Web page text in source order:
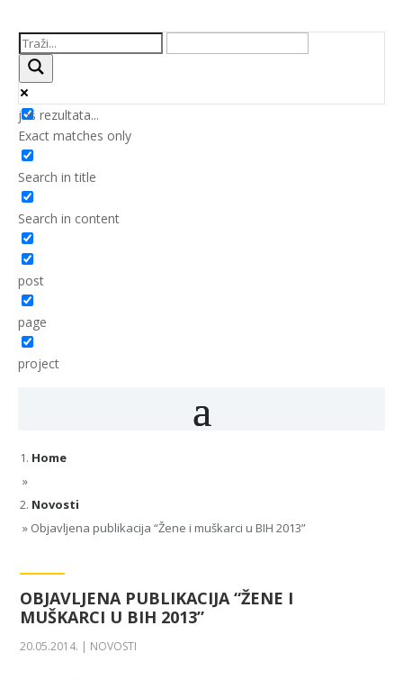
još rezultata...
Exact matches only
Search in title
Search in content
post
page
project
Home
»
Novosti
» Objavljena publikacija “Žene i muškarci u BIH 2013”
OBJAVLJENA PUBLIKACIJA “ŽENE I
MUŠKARCI U BIH 2013”
20.05.2014. | NOVOSTI